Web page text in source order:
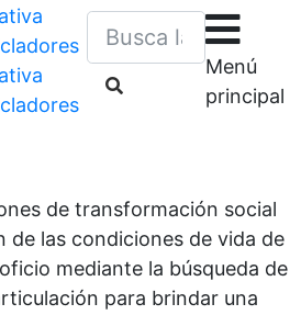
Menú
principal
de transformación social
de las condiciones de vida de
mediante la búsqueda de
para brindar una